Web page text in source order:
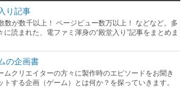
り記事
数が数千以上！ ページビュー数万以上！ などなど。多
に読まれた、電ファミ渾身の“殿堂入り”記事をまとめま
の企画書
ムクリエイターの方々に製作時のエピソードをお聞き
トする企画（ゲーム）とは何か？を探っていきます。